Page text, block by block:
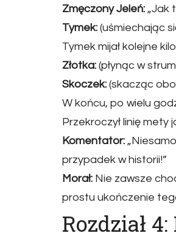
Zmęczony Jeleń: „Jak
Tymek: (uśmiechając
Tymek mijał kolejne
Złotka: (płynąc w
Skoczek: (skacząc
W końcu, po wielu
Przekroczył linię mety
Komentator:
przypadek w historii!”
Morał: Nie zawsze
prostu ukończenie
Rozdział